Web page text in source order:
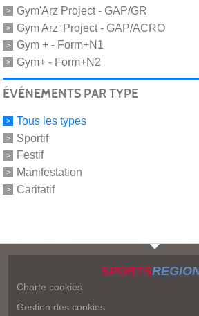
Gym'Arz Project - GAP/GR
Gym Arz' Project - GAP/ACRO
Gym + - Form+N1
Gym+ - Form+N2
ÉVÉNEMENTS PAR TYPE
Tous les types
Sportif
Festif
Manifestation
Caritatif
SPORTS
Charte cookies
Gestion des cookies